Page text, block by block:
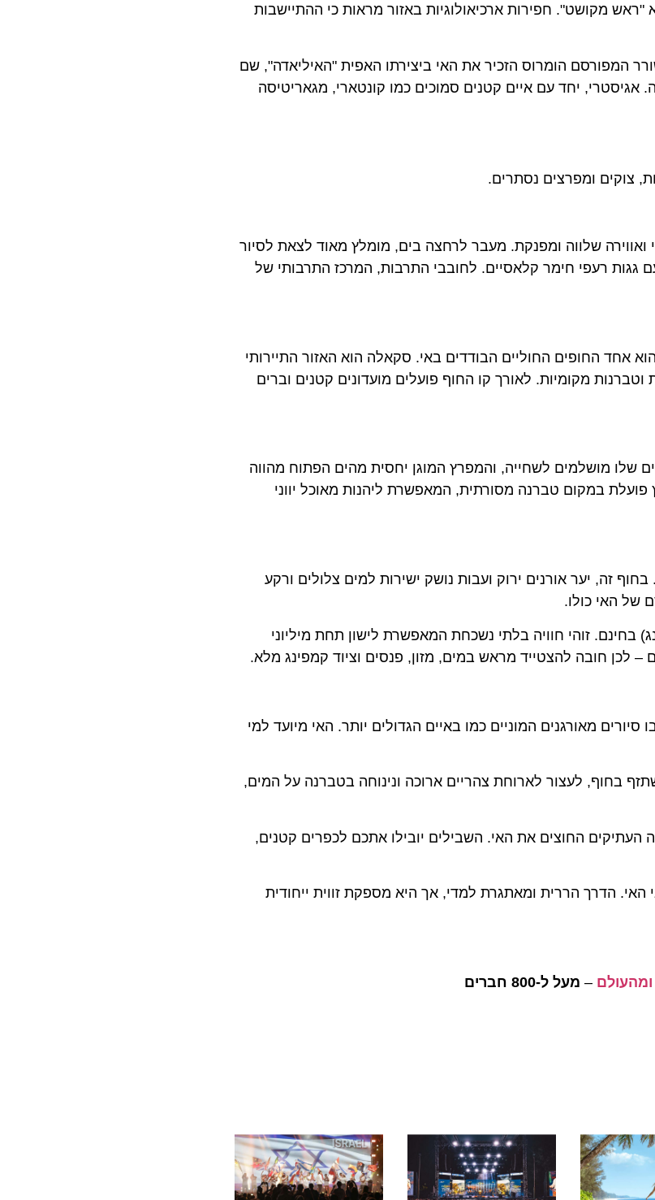
מקושט". חפירות ארכיאולוגיות באזור מראות כי ההתיישבות
הומרוס הזכיר את האי ביצירתו האפית "האיליאדה", שם
יחד עם איים קטנים סמוכים כמו קונטארי, מגאריטיסה
ומפרצים נסתרים.
שלווה ומפנקת. מעבר לרחצה בים, מומלץ מאוד לצאת לסיור
רעפי חימר קלאסיים. לחובבי התרבות, המרכז התרבותי של
החופים החוליים הבודדים באי. סקאלה הוא האזור התיירותי
מקומיות. לאורך קו החוף פועלים מועדונים קטנים וברים
מושלמים לשחייה, והמפרץ המוגן יחסית מהים הפתוח מהווה
במקום טברנה מסורתית, המאפשרת ליהנות מאוכל יווני
יער אורנים ירוק ועבות נושק ישירות למים צלולים ורקע
האי כולו.
זוהי חוויה בלתי נשכחת המאפשרת לישון תחת מיליוני
חובה להצטייד מראש במים, מזון, פנסים וציוד קמפינג מלא.
מאורגנים המוניים כמו באיים הגדולים יותר. האי מיועד למי
לעצור לארוחת צהריים ארוכה ונינוחה בטברנה על המים,
החוצים את האי. השבילים יובילו אתכם לכפרים קטנים,
הדרך הררית ומאתגרת למדי, אך היא מספקת זווית ייחודית
–מעל ל-800 חברים